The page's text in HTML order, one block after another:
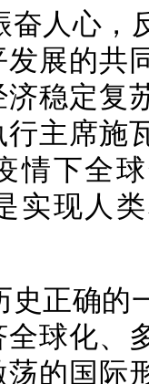
奋人心，
展的共
济稳定复
主席施
情下全
实现人
史正确的
球化、
的国际